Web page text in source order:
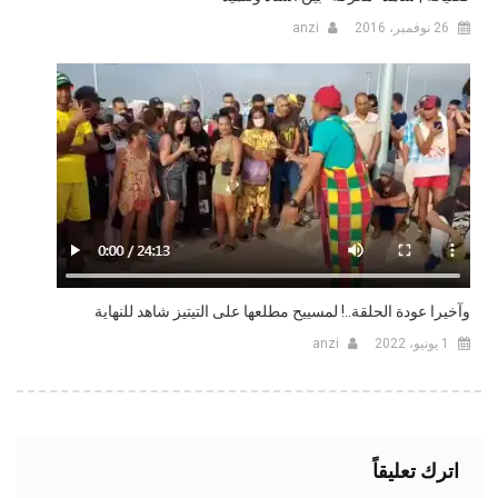
26 نوفمبر، 2016 anzi
وآخيرا عودة الحلقة..! لمسييح مطلعها على التيتيز شاهد للنهاية
1 يونيو، 2022 anzi
اترك تعليقاً